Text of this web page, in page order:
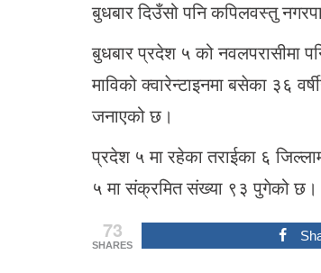
बुधबार दिउँसो पनि कपिलवस्तु
बुधबार प्रदेश ५ को नवलपरासीमा
माविको क्वारेन्टाइनमा बसेका ३६
जनाएको छ।
प्रदेश ५ मा रहेका तराईका ६
५ मा संक्रमित संख्या ९३ पुगेको छ।
73
SHARES